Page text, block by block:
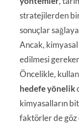
stratejilerden
sonuçlar
Ancak,
edilmesi
Öncelikle,
hedefe yönelik
kimyasalların
faktörler de göz